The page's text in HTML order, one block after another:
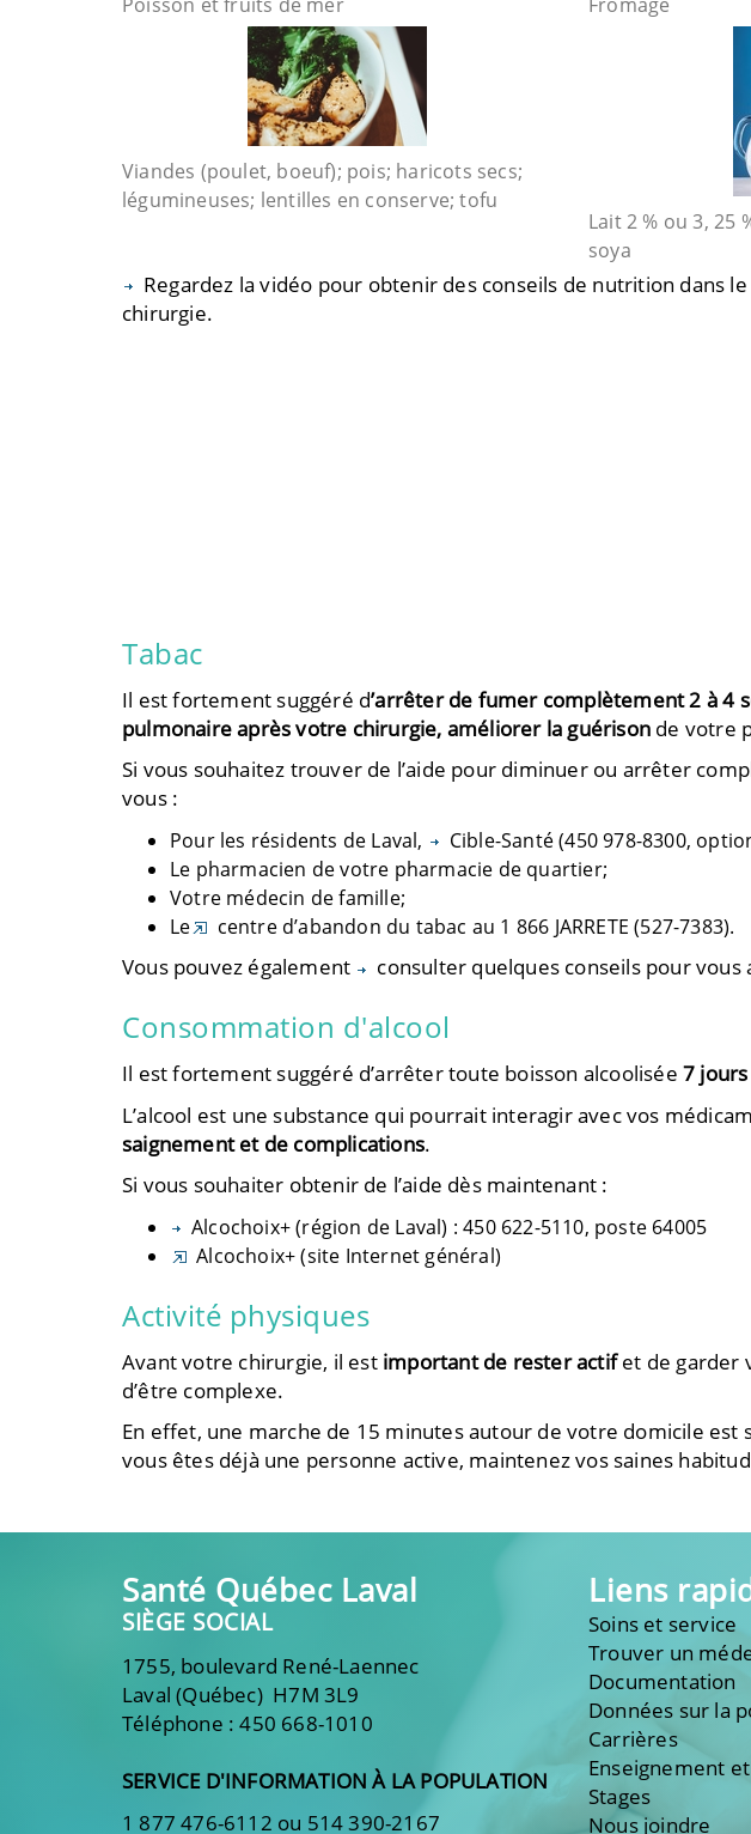
Viandes (poulet, boeuf); pois; haricots secs;
légumineuses; lentilles en conserve; tofu
Lait 2 % ou 3, 25
soya
Regardez la vidéo pour obtenir des conseils de nutrition dans
chirurgie.
Tabac
Il est fortement suggéré d’arrêter de fumer complètement 2 à 4
pulmonaire après votre chirurgie, améliorer la guérison de votre
Si vous souhaitez trouver de l’aide pour diminuer ou arrêter
vous :
Pour les résidents de Laval, Cible-Santé (450 978-8300,
Le pharmacien de votre pharmacie de quartier;
Votre médecin de famille;
Le
centre d’abandon du tabac au 1 866 JARRETE (527-7383).
Vous pouvez également consulter quelques conseils pour
Consommation d'alcool
Il est fortement suggéré d’arrêter toute boisson alcoolisée 7
L’alcool est une substance qui pourrait interagir avec vos
saignement et de complications.
Si vous souhaiter obtenir de l’aide dès maintenant :
Alcochoix+ (région de Laval) : 450 622-5110, poste 64005
Alcochoix+ (site Internet général)
Activité physiques
Avant votre chirurgie, il est important de rester actifet de garder
d’être complexe.
En effet, une marche de 15 minutes autour de votre domicile
vous êtes déjà une personne active, maintenez vos saines
Santé Québec Laval
SIÈGE SOCIAL
1755, boulevard René-Laennec
Laval (Québec) H7M 3L9
Téléphone : 450 668-1010
SERVICE D'INFORMATION À LA POPULATION
1 877 476-6112 ou 514 390-2167
Liens
Soins et service
Trouver un
Documentation
Données sur la
Carrières
Enseignement
Stages
Nous joindre